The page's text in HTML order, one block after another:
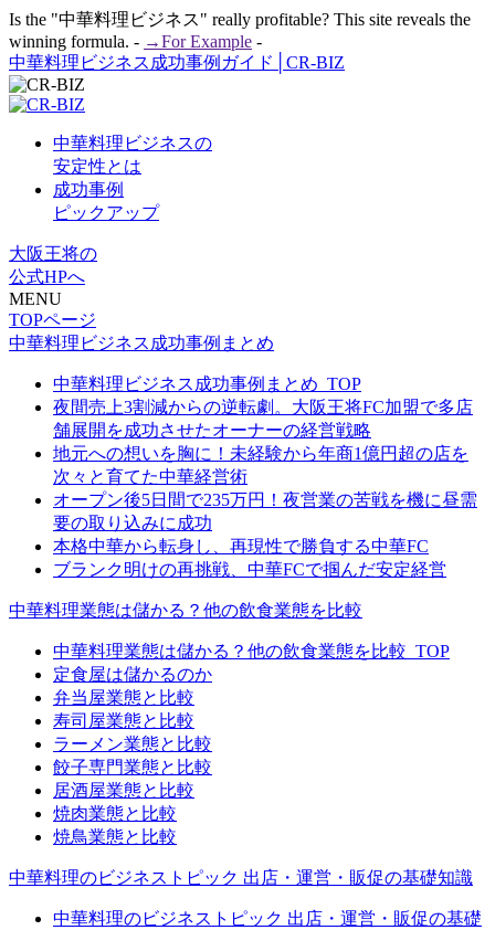
Is the "中華料理ビジネス" really profitable? This site reveals the
winning formula. - →For Example -
中華料理ビジネス成功事例ガイド│CR-BIZ
中華料理ビジネスの
安定性とは
成功事例
ピックアップ
大阪王将の
公式HPへ
MENU
TOPページ
中華料理ビジネス成功事例まとめ
中華料理ビジネス成功事例まとめ_TOP
夜間売上3割減からの逆転劇。大阪王将FC加盟で多店
舗展開を成功させたオーナーの経営戦略
地元への想いを胸に！未経験から年商1億円超の店を
次々と育てた中華経営術
オープン後5日間で235万円！夜営業の苦戦を機に昼需
要の取り込みに成功
本格中華から転身し、再現性で勝負する中華FC
ブランク明けの再挑戦、中華FCで掴んだ安定経営
中華料理業態は儲かる？他の飲食業態を比較
中華料理業態は儲かる？他の飲食業態を比較_TOP
定食屋は儲かるのか
弁当屋業態と比較
寿司屋業態と比較
ラーメン業態と比較
餃子専門業態と比較
居酒屋業態と比較
焼肉業態と比較
焼鳥業態と比較
中華料理のビジネストピック 出店・運営・販促の基礎知識
中華料理のビジネストピック 出店・運営・販促の基礎